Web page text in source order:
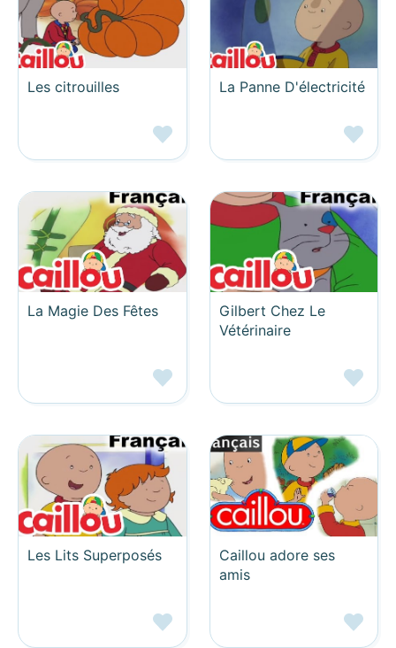
Les citrouilles La Panne D'électricité
La Magie Des Fêtes
Gilbert Chez Le
Vétérinaire
Les Lits Superposés
Caillou adore ses
amis